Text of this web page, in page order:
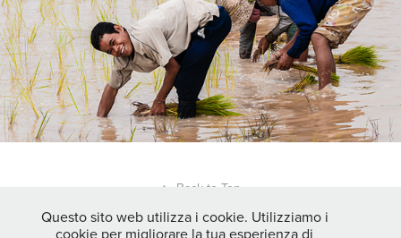
↑ Back to Top
Questo sito web utilizza i cookie. Utilizziamo i
cookie per migliorare la tua esperienza di